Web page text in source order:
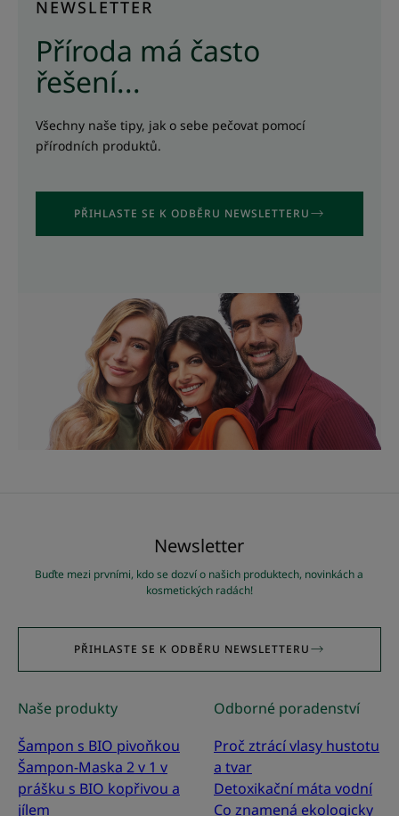
NEWSLETTER
Příroda má často
řešení...
Všechny naše tipy, jak o sebe pečovat pomocí
přírodních produktů.
PŘIHLASTE SE K ODBĚRU NEWSLETTERU
Newsletter
Buďte mezi prvními, kdo se dozví o našich produktech, novinkách a
kosmetických radách!
PŘIHLASTE SE K ODBĚRU NEWSLETTERU
Naše produkty
Šampon s BIO pivoňkou
Šampon-Maska 2 v 1 v
prášku s BIO kopřivou a
jílem
Odborné poradenství
Proč ztrácí vlasy hustotu
a tvar
Detoxikační máta vodní
Co znamená ekologicky